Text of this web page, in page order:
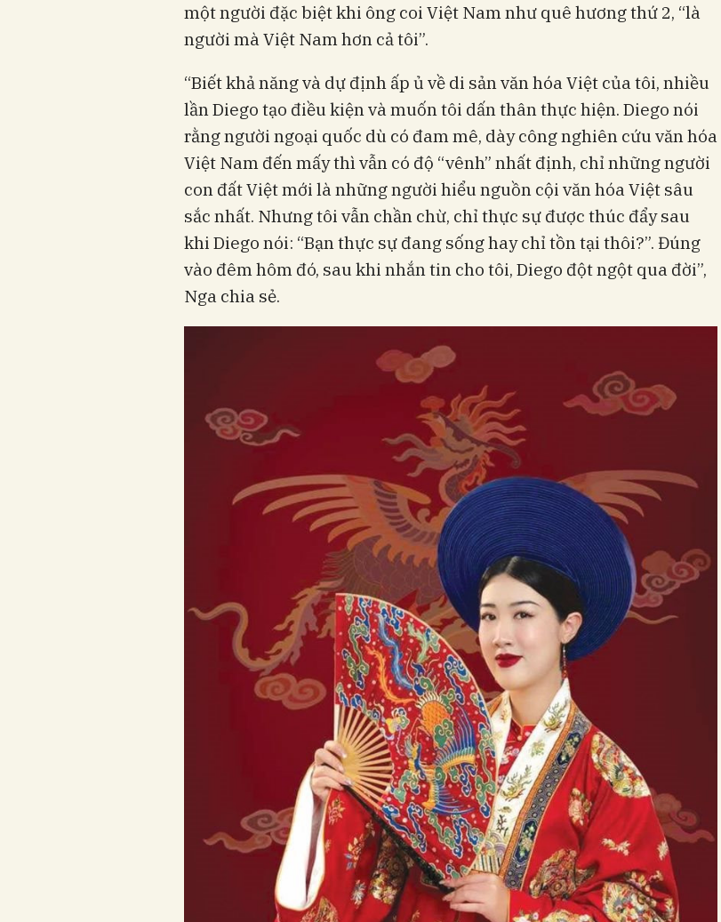
một người đặc biệt khi ông coi Việt Nam như quê hương thứ 2, “là
người mà Việt Nam hơn cả tôi”.
“Biết khả năng và dự định ấp ủ về di sản văn hóa Việt của tôi, nhiều
lần Diego tạo điều kiện và muốn tôi dấn thân thực hiện. Diego nói
rằng người ngoại quốc dù có đam mê, dày công nghiên cứu văn hóa
Việt Nam đến mấy thì vẫn có độ “vênh” nhất định, chỉ những người
con đất Việt mới là những người hiểu nguồn cội văn hóa Việt sâu
sắc nhất. Nhưng tôi vẫn chần chừ, chỉ thực sự được thúc đẩy sau
khi Diego nói: “Bạn thực sự đang sống hay chỉ tồn tại thôi?”. Đúng
vào đêm hôm đó, sau khi nhắn tin cho tôi, Diego đột ngột qua đời”,
Nga chia sẻ.